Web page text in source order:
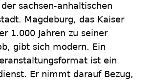
sachsen-anhaltischen
Magdeburg, das Kaiser
1.000 Jahren zu seiner
gibt sich modern. Ein
ist ein
Er nimmt darauf Bezug,